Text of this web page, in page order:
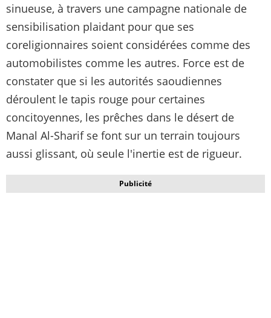
sinueuse, à travers une campagne nationale de
sensibilisation plaidant pour que ses
coreligionnaires soient considérées comme des
automobilistes comme les autres. Force est de
constater que si les autorités saoudiennes
déroulent le tapis rouge pour certaines
concitoyennes, les prêches dans le désert de
Manal Al-Sharif se font sur un terrain toujours
aussi glissant, où seule l'inertie est de rigueur.
Publicité